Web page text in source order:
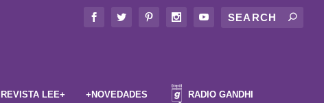
REVISTA LEE+ +NOVEDADES RADIO GANDHI